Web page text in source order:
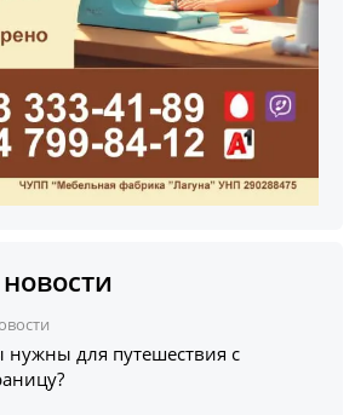
нужны для путешествия с